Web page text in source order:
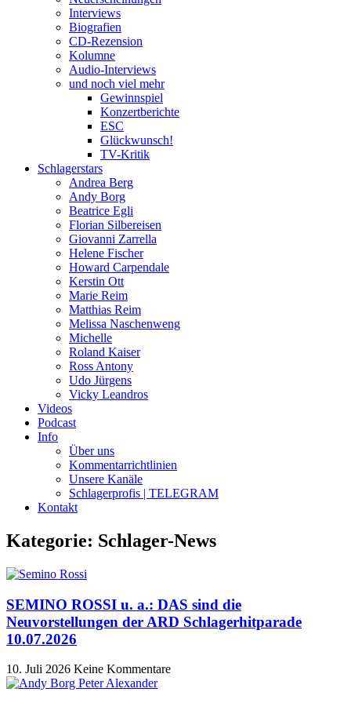
Interviews
Biografien
CD-Rezension
Kolumne
Audio-Interviews
und noch viel mehr
Gewinnspiel
Konzertberichte
ESC
Glückwunsch!
TV-Kritik
Schlagerstars
Andrea Berg
Andy Borg
Beatrice Egli
Florian Silbereisen
Giovanni Zarrella
Helene Fischer
Howard Carpendale
Kerstin Ott
Marie Reim
Matthias Reim
Melissa Naschenweng
Michelle
Roland Kaiser
Ross Antony
Udo Jürgens
Vicky Leandros
Videos
Podcast
Info
Über uns
Kommentarrichtlinien
Unsere Kanäle
Schlagerprofis | TELEGRAM
Kontakt
Kategorie: Schlager-News
SEMINO ROSSI u. a.: DAS sind die
Neuvorstellungen der ARD Schlagerhitparade
10.07.2026
10. Juli 2026 Keine Kommentare